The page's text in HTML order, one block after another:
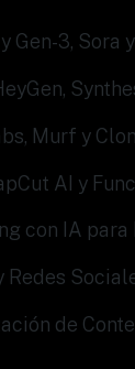
Gen-3, Sora
Murf y
AI y
con IA
Redes
de